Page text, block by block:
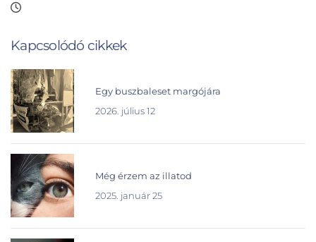
Kapcsolódó cikkek
Egy buszbaleset margójára
2026. július 12
Még érzem az illatod
2025. január 25